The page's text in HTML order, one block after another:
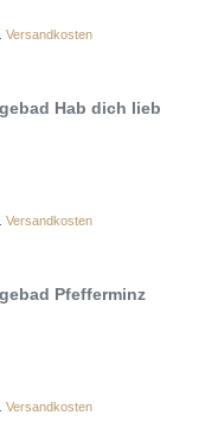
Versandkosten
Hab dich lieb
Versandkosten
Pfefferminz
Versandkosten